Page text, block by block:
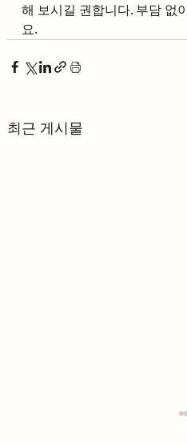
해 보시길 권합니다. 부담 없이
요.
최근 게시물